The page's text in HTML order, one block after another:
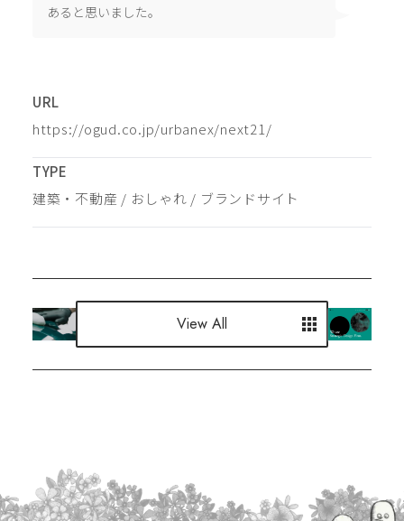
あると思いました。
URL
https://ogud.co.jp/urbanex/next21/
TYPE
建築・不動産 / おしゃれ / ブランドサイト
View All
View All